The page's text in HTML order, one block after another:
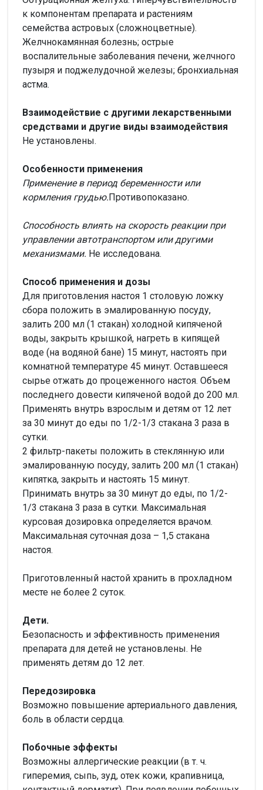
к компонентам препарата и растениям
семейства астровых (сложноцветные).
Желчнокамянная болезнь; острые
воспалительные заболевания печени, желчного
пузыря и поджелудочной железы; бронхиальная
астма.
Взаимодействие с другими лекарственными
средствами и другие виды взаимодействия
Не установлены.
Особенности применения
Применение в период беременности или
кормления грудью.Противопоказано.
Способность влиять на скорость реакции при
управлении автотранспортом или другими
механизмами. Не исследована.
Способ применения и дозы
Для приготовления настоя 1 столовую ложку
сбора положить в эмалированную посуду,
залить 200 мл (1 стакан) холодной кипяченой
воды, закрыть крышкой, нагреть в кипящей
воде (на водяной бане) 15 минут, настоять при
комнатной температуре 45 минут. Оставшееся
сырье отжать до процеженного настоя. Объем
последнего довести кипяченой водой до 200 мл.
Применять внутрь взрослым и детям от 12 лет
за 30 минут до еды по 1/2-1/3 стакана 3 раза в
сутки.
2 фильтр-пакеты положить в стеклянную или
эмалированную посуду, залить 200 мл (1 стакан)
кипятка, закрыть и настоять 15 минут.
Принимать внутрь за 30 минут до еды, по 1/2-
1/3 стакана 3 раза в сутки. Максимальная
курсовая дозировка определяется врачом.
Максимальная суточная доза – 1,5 стакана
настоя.
Приготовленный настой хранить в прохладном
месте не более 2 суток.
Дети.
Безопасность и эффективность применения
препарата для детей не установлены. Не
применять детям до 12 лет.
Передозировка
Возможно повышение артериального давления,
боль в области сердца.
Побочные эффекты
Возможны аллергические реакции (в т. ч.
гиперемия, сыпь, зуд, отек кожи, крапивница,